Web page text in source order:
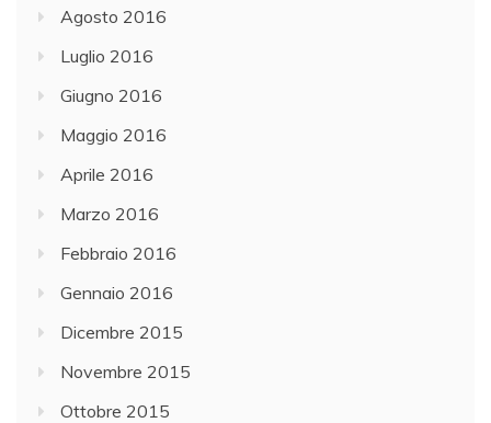
Agosto 2016
Luglio 2016
Giugno 2016
Maggio 2016
Aprile 2016
Marzo 2016
Febbraio 2016
Gennaio 2016
Dicembre 2015
Novembre 2015
Ottobre 2015